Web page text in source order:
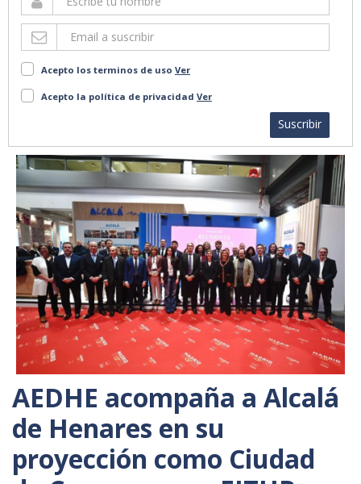
Acepto los terminos de uso Ver
Acepto la política de privacidad Ver
Suscribir
AEDHE acompaña a Alcalá
de Henares en su
proyección como Ciudad